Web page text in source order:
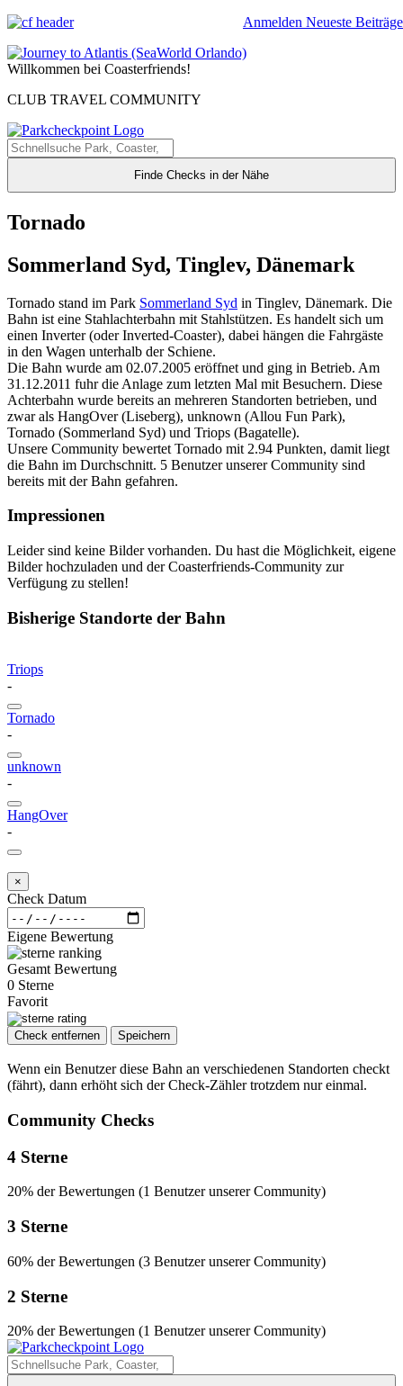
Anmelden Neueste Beiträge
Willkommen bei Coasterfriends!
CLUB TRAVEL COMMUNITY
Finde Checks in der Nähe
Tornado
Sommerland Syd, Tinglev, Dänemark
Tornado stand im Park Sommerland Syd in Tinglev, Dänemark. Die
Bahn ist eine Stahlachterbahn mit Stahlstützen. Es handelt sich um
einen Inverter (oder Inverted-Coaster), dabei hängen die Fahrgäste
in den Wagen unterhalb der Schiene.
Die Bahn wurde am 02.07.2005 eröffnet und ging in Betrieb. Am
31.12.2011 fuhr die Anlage zum letzten Mal mit Besuchern. Diese
Achterbahn wurde bereits an mehreren Standorten betrieben, und
zwar als HangOver (Liseberg), unknown (Allou Fun Park),
Tornado (Sommerland Syd) und Triops (Bagatelle).
Unsere Community bewertet Tornado mit 2.94 Punkten, damit liegt
die Bahn im Durchschnitt. 5 Benutzer unserer Community sind
bereits mit der Bahn gefahren.
Impressionen
Leider sind keine Bilder vorhanden. Du hast die Möglichkeit, eigene
Bilder hochzuladen und der Coasterfriends-Community zur
Verfügung zu stellen!
Bisherige Standorte der Bahn
Triops
-
Tornado
-
unknown
-
HangOver
-
×
Check Datum
Eigene Bewertung
Gesamt Bewertung
0 Sterne
Favorit
Check entfernen Speichern
Wenn ein Benutzer diese Bahn an verschiedenen Standorten checkt
(fährt), dann erhöht sich der Check-Zähler trotzdem nur einmal.
Community Checks
4 Sterne
20% der Bewertungen (1 Benutzer unserer Community)
3 Sterne
60% der Bewertungen (3 Benutzer unserer Community)
2 Sterne
20% der Bewertungen (1 Benutzer unserer Community)